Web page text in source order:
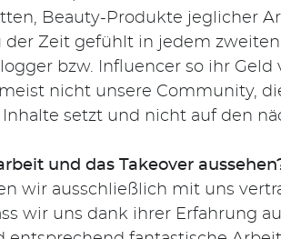
Beauty-Produkte jeglicher
der Zeit gefühlt in jedem
bzw. Influencer so ihr Geld
nicht unsere Community,
setzt und nicht auf den
und das Takeover
wir ausschließlich mit uns
wir uns dank ihrer Erfahrung